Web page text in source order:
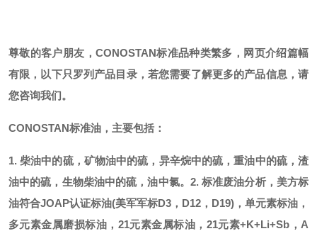
尊敬的客户朋友， CONOSTAN标准品种类繁多，网页介绍篇幅
有限，以下只罗列产品目录，若您需要了解更多的产品信息，请
您咨询我们。
CONOSTAN标准油，主要包括：
1. 柴油中的硫，矿物油中的硫，异辛烷中的硫，重油中的硫，渣
油中的硫，生物柴油中的硫，油中氯。 2. 标准废油分析，美方标
油符合JOAP认证标油(美军军标D3，D12，D19)，单元素标油，
多元素金属磨损标油，21元素金属标油，21元素+K+Li+Sb，A